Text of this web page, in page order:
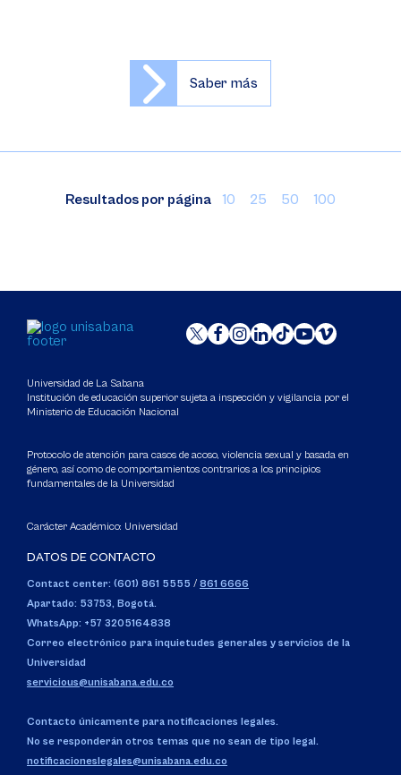
Saber más
Resultados por página 10 25 50 100
Universidad de La Sabana
Institución de educación superior sujeta a inspección y vigilancia por el
Ministerio de Educación Nacional
Protocolo de atención para casos de acoso, violencia sexual y basada en
género, así como de comportamientos contrarios a los principios
fundamentales de la Universidad
Carácter Académico: Universidad
DATOS DE CONTACTO
Contact center: (601) 861 5555 / 861 6666
Apartado: 53753, Bogotá.
WhatsApp: +57 3205164838
Correo electrónico para inquietudes generales y servicios de la
Universidad
servicious@unisabana.edu.co
Contacto únicamente para notificaciones legales.
No se responderán otros temas que no sean de tipo legal.
notificacioneslegales@unisabana.edu.co